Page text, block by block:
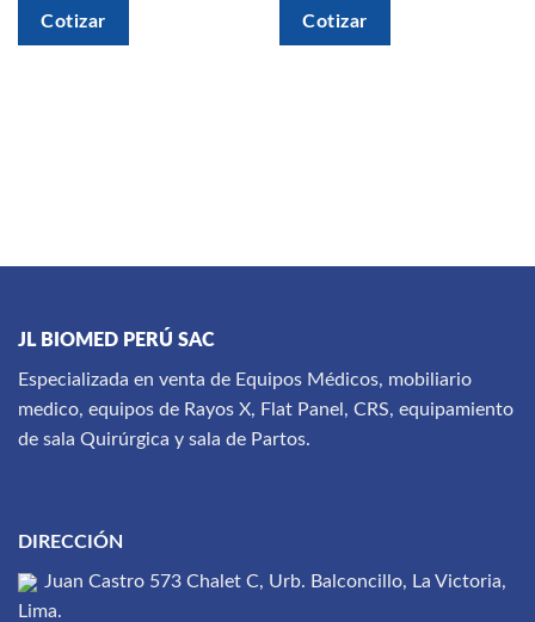
Cotizar Cotizar
JL BIOMED PERÚ SAC
Especializada en venta de Equipos Médicos, mobiliario
medico, equipos de Rayos X, Flat Panel, CRS, equipamiento
de sala Quirúrgica y sala de Partos.
DIRECCIÓN
Juan Castro 573 Chalet C, Urb. Balconcillo, La Victoria,
Lima.